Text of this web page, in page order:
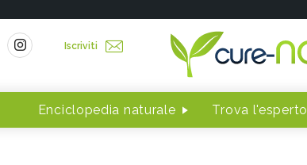
Iscriviti
Enciclopedia naturale Trova l'esperto